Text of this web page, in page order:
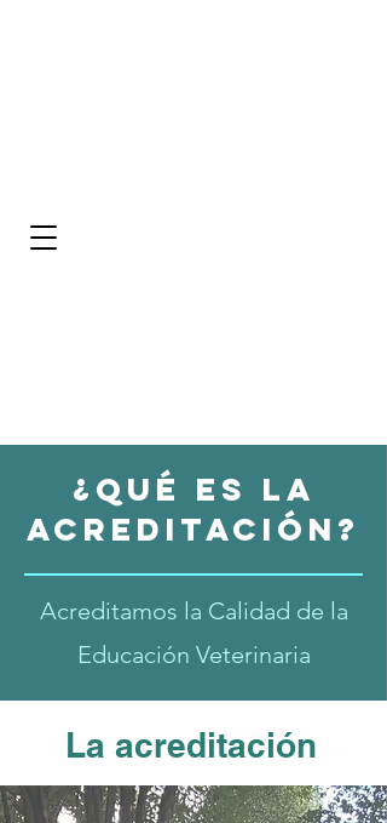
CONEVET
¿Qué es la
Acreditación?
Acreditamos la Calidad de la
Educación Veterinaria
La acreditación